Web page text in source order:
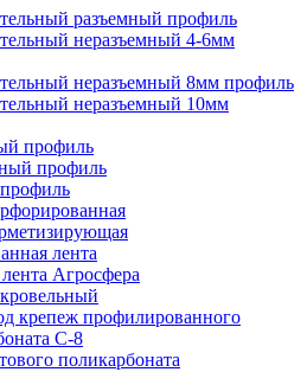
разъемный профиль
неразъемный 4-6мм
неразъемный 8мм профиль
неразъемный 10мм
профиль
профиль
лента
Агросфера
крепеж профилированного
С-8
поликарбоната